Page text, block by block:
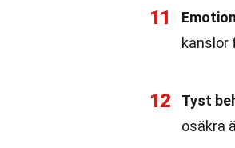
11
känslor
12 Tyst
osäkra